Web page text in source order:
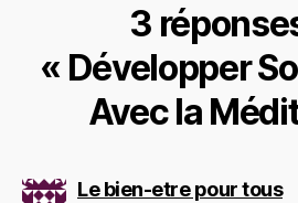
3
« Développer
Avec la
Le bien-etre pour tous